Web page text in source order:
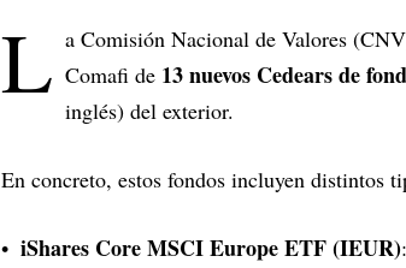
L a Comisión Nacional de Valores
Comafi de 13 nuevos Cedears de
inglés) del exterior.
En concreto, estos fondos incluyen distintos
iShares Core MSCI Europe ETF (IEUR)